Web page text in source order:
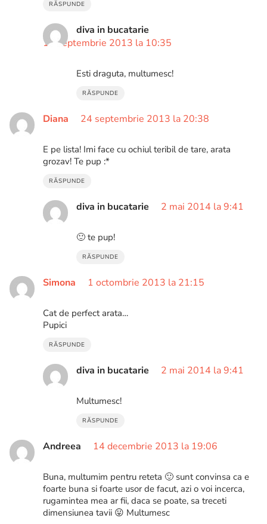
RĂSPUNDE
diva in bucatarie
12 septembrie 2013 la 10:35
Esti draguta, multumesc!
RĂSPUNDE
Diana 24 septembrie 2013 la 20:38
E pe lista! Imi face cu ochiul teribil de tare, arata
grozav! Te pup :*
RĂSPUNDE
diva in bucatarie 2 mai 2014 la 9:41
🙂 te pup!
RĂSPUNDE
Simona 1 octombrie 2013 la 21:15
Cat de perfect arata…
Pupici
RĂSPUNDE
diva in bucatarie 2 mai 2014 la 9:41
Multumesc!
RĂSPUNDE
Andreea 14 decembrie 2013 la 19:06
Buna, multumim pentru reteta 🙂 sunt convinsa ca e
foarte buna si foarte usor de facut, azi o voi incerca,
rugamintea mea ar fii, daca se poate, sa treceti
dimensiunea tavii 😛 Multumesc